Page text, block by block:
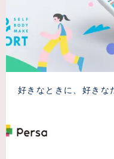
好きなときに、好きな
ボディメイクスタジ